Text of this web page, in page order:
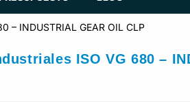
– INDUSTRIAL GEAR OIL CLP
ISO VG 680 –